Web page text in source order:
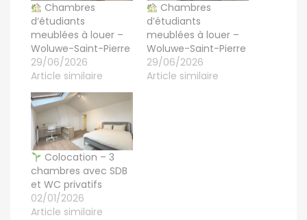
Chambres
d’étudiants
meublées à louer –
Woluwe-Saint-Pierre
29/06/2026
Article similaire
Chambres
d’étudiants
meublées à louer –
Woluwe-Saint-Pierre
29/06/2026
Article similaire
Colocation – 3
chambres avec SDB
et WC privatifs
02/01/2026
Article similaire